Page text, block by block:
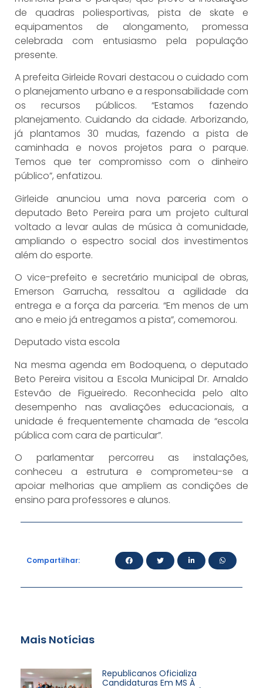
de quadras poliesportivas, pista de skate e
equipamentos de alongamento, promessa
celebrada com entusiasmo pela população
presente.
A prefeita Girleide Rovari destacou o cuidado com
o planejamento urbano e a responsabilidade com
os recursos públicos. “Estamos fazendo
planejamento. Cuidando da cidade. Arborizando,
já plantamos 30 mudas, fazendo a pista de
caminhada e novos projetos para o parque.
Temos que ter compromisso com o dinheiro
público”, enfatizou.
Girleide anunciou uma nova parceria com o
deputado Beto Pereira para um projeto cultural
voltado a levar aulas de música à comunidade,
ampliando o espectro social dos investimentos
além do esporte.
O vice-prefeito e secretário municipal de obras,
Emerson Garrucha, ressaltou a agilidade da
entrega e a força da parceria. “Em menos de um
ano e meio já entregamos a pista”, comemorou.
Deputado vista escola
Na mesma agenda em Bodoquena, o deputado
Beto Pereira visitou a Escola Municipal Dr. Arnaldo
Estevão de Figueiredo. Reconhecida pelo alto
desempenho nas avaliações educacionais, a
unidade é frequentemente chamada de “escola
pública com cara de particular”.
O parlamentar percorreu as instalações,
conheceu a estrutura e comprometeu-se a
apoiar melhorias que ampliem as condições de
ensino para professores e alunos.
Compartilhar:
Mais Notícias
Republicanos Oficializa
Candidaturas Em MS À